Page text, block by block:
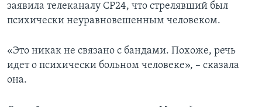
заявила телеканалу CP24, что стрелявший был
психически неуравновешенным человеком.
«Это никак не связано с бандами. Похоже, речь
идет о психически больном человеке», – сказала
она.